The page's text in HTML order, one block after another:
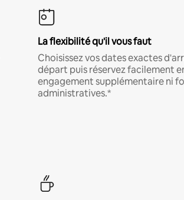
La flexibilité qu'il vous faut
Choisissez vos dates exactes
départ puis réservez facilement
engagement supplémentaire ni
administratives.*